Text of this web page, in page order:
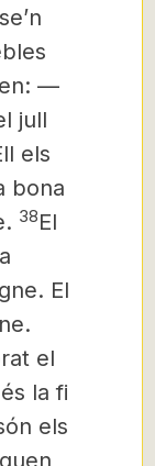
—
jull
els
bona
38El
El
el
la fi
els